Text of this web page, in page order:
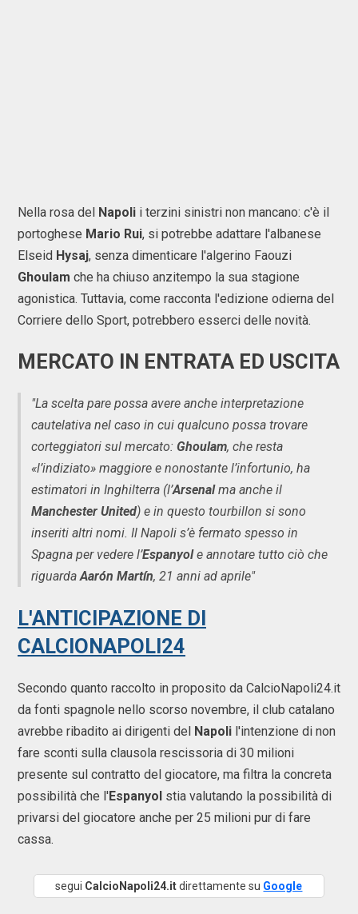
Nella rosa del Napoli i terzini sinistri non mancano: c'è il
portoghese Mario Rui, si potrebbe adattare l'albanese
Elseid Hysaj, senza dimenticare l'algerino Faouzi
Ghoulam che ha chiuso anzitempo la sua stagione
agonistica. Tuttavia, come racconta l'edizione odierna del
Corriere dello Sport, potrebbero esserci delle novità.
MERCATO IN ENTRATA ED USCITA
"La scelta pare possa avere anche interpretazione
cautelativa nel caso in cui qualcuno possa trovare
corteggiatori sul mercato: Ghoulam, che resta
«l’indiziato» maggiore e nonostante l’infortunio, ha
estimatori in Inghilterra (l’Arsenalma anche il
Manchester United) e in questo tourbillon si sono
inseriti altri nomi. Il Napoli s’è fermato spesso in
Spagna per vedere l’Espanyole annotare tutto ciò che
riguardaAarón Martín, 21 anni ad aprile"
L'ANTICIPAZIONE DI
CALCIONAPOLI24
Secondo quanto raccolto in proposito da CalcioNapoli24.it
da fonti spagnole nello scorso novembre, il club catalano
avrebbe ribadito ai dirigenti del Napoli l'intenzione di non
fare sconti sulla clausola rescissoria di 30 milioni
presente sul contratto del giocatore, ma filtra la concreta
possibilità che l'Espanyol stia valutando la possibilità di
privarsi del giocatore anche per 25 milioni pur di fare
cassa.
segui CalcioNapoli24.itdirettamente su Google